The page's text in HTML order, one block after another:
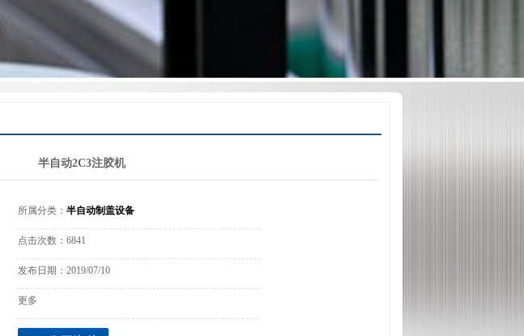
联系我们
半自动2C3注胶机
所属分类： 半自动制盖设备
点击次数： 6841
发布日期： 2019/07/10
更多